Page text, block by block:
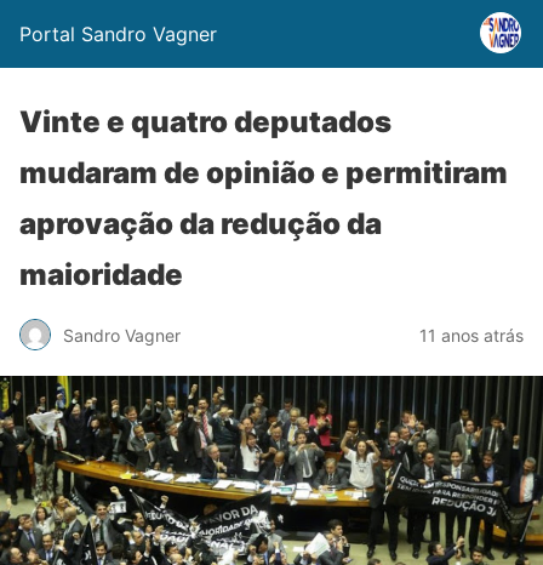
Portal Sandro Vagner
Vinte e quatro deputados
mudaram de opinião e permitiram
aprovação da redução da
maioridade
Sandro Vagner 11 anos atrás